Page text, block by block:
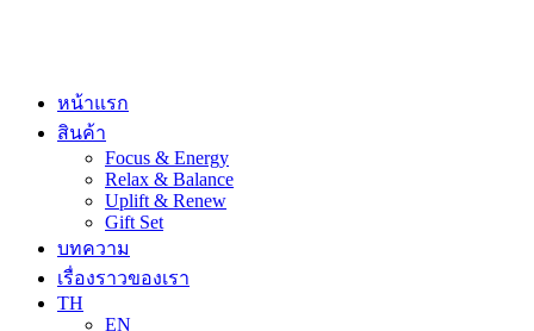
หน้าแรก
สินค้า
Focus & Energy
Relax & Balance
Uplift & Renew
Gift Set
บทความ
เรื่องราวของเรา
TH
EN